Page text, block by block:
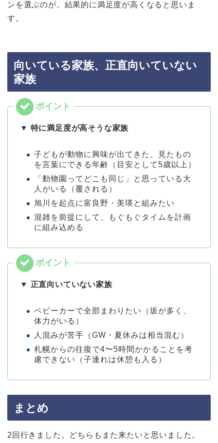
ンを選ぶのが、結果的に満足度が高くなると思いま
す。
向いている家族、正直向いていない
家族
▼ 特に満足度が高そうな家族
子どもが動物に興味が出てきた、見たもの
を言葉にできる年齢（目安として5歳以上）
「動物園ってどこも同じ」と思っている大
人がいる（覆される）
旭川を起点に富良野・美瑛と組みたい
混雑を前提にして、もぐもぐタイムを計画
に組み込める
▼ 正直向いていない家族
ベビーカーで全部まわりたい（坂が多く、
体力がいる）
人混みが苦手（GW・夏休みは相当混む）
札幌からの往復で4〜5時間かかることを考
慮できない（子連れは休憩も入る）
まとめ
2回行きました。どちらもまた来たいと思いました。